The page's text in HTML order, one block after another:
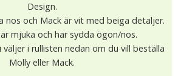
Design.
nos och Mack är vit med beiga detaljer.
mjuka och har sydda ögon/nos.
väljer i rullisten nedan om du vill beställa
Molly eller Mack.